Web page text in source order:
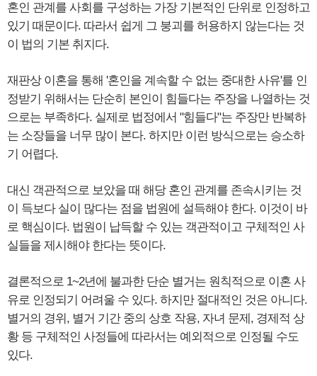
혼인 관계를 사회를 구성하는 가장 기본적인 단위로 인정하고
있기 때문이다. 따라서 쉽게 그 붕괴를 허용하지 않는다는 것
이 법의 기본 취지다.
재판상 이혼을 통해 '혼인을 계속할 수 없는 중대한 사유'를 인
정받기 위해서는 단순히 본인이 힘들다는 주장을 나열하는 것
으로는 부족하다. 실제로 법정에서 "힘들다"는 주장만 반복하
는 소장들을 너무 많이 본다. 하지만 이런 방식으로는 승소하
기 어렵다.
대신 객관적으로 보았을 때 해당 혼인 관계를 존속시키는 것
이 득보다 실이 많다는 점을 법원에 설득해야 한다. 이것이 바
로 핵심이다. 법원이 납득할 수 있는 객관적이고 구체적인 사
실들을 제시해야 한다는 뜻이다.
결론적으로 1~2년에 불과한 단순 별거는 원칙적으로 이혼 사
유로 인정되기 어려울 수 있다. 하지만 절대적인 것은 아니다.
별거의 경위, 별거 기간 중의 상호 작용, 자녀 문제, 경제적 상
황 등 구체적인 사정들에 따라서는 예외적으로 인정될 수도
있다.